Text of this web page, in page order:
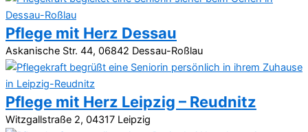
Pflege mit Herz Dessau
Askanische Str. 44, 06842 Dessau-Roßlau
Pflege mit Herz Leipzig – Reudnitz
Witzgallstraße 2, 04317 Leipzig